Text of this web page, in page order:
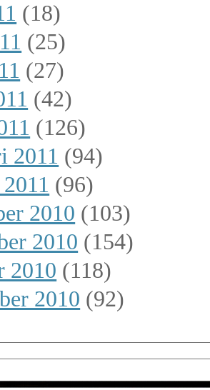
(18)
(25)
(27)
(42)
(126)
2011 (94)
(96)
2010 (103)
2010 (154)
2010 (118)
2010 (92)